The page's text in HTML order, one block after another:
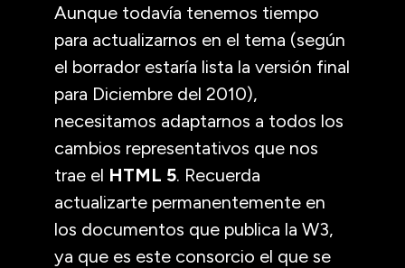
Aunque todavía tenemos tiempo
para actualizarnos en el tema (según
el borrador estaría lista la versión final
para Diciembre del 2010),
necesitamos adaptarnos a todos los
cambios representativos que nos
trae el HTML 5. Recuerda
actualizarte permanentemente en
los documentos que publica la W3,
ya que es este consorcio el que se